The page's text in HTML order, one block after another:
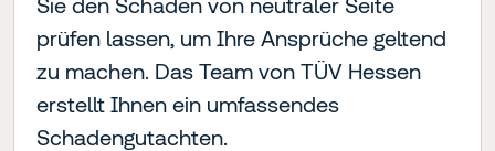
prüfen lassen, um Ihre Ansprüche geltend
zu machen. Das Team von TÜV Hessen
erstellt Ihnen ein umfassendes
Schadengutachten.